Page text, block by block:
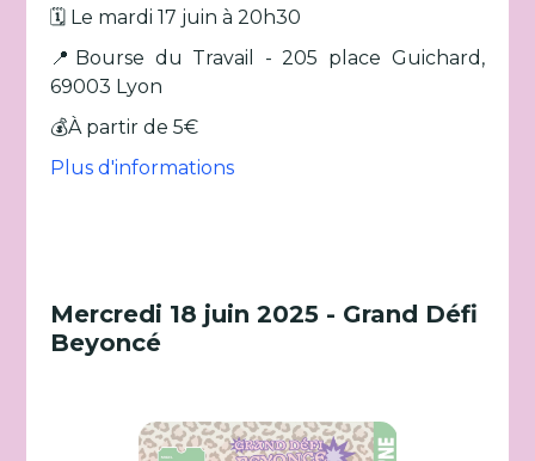
🗓️ Le mardi 17 juin à 20h30
📍Bourse du Travail - 205 place Guichard,
69003 Lyon
💰À partir de 5€
Plus d'informations
Mercredi 18 juin 2025 - Grand Défi
Beyoncé